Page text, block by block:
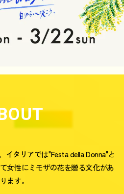
イタリアでは"Festa della Donna"と
女性にミモザの花を贈る文化があ
ります。